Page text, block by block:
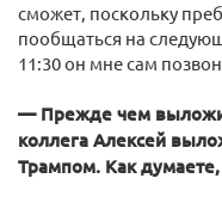
сможет, поскольку
пообщаться на
11:30 он мне сам
— Прежде чем
коллега Алексей
Трампом. Как